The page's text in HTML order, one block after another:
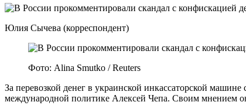
Юлия Сычева (корреспондент)
Фото: Alina Smutko / Reuters
За перевозкой денег в украинской инкассаторской
международной политике Алексей Чепа. Своим мнением